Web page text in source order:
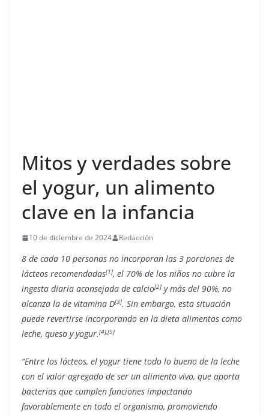
Mitos y verdades sobre
el yogur, un alimento
clave en la infancia
10 de diciembre de 2024 Redacción
8 de cada 10 personas no incorporan las 3 porciones de
lácteos recomendadas[1], el 70% de los niños no cubre la
ingesta diaria aconsejada de calcio[2] y más del 90%, no
alcanza la de vitamina D[3]. Sin embargo, esta situación
puede revertirse incorporando en la dieta alimentos como
leche, queso y yogur.[4],[5]
“Entre los lácteos, el yogur tiene todo lo bueno de la leche
con el valor agregado de ser un alimento vivo, que aporta
bacterias que cumplen funciones impactando
favorablemente en todo el organismo, promoviendo